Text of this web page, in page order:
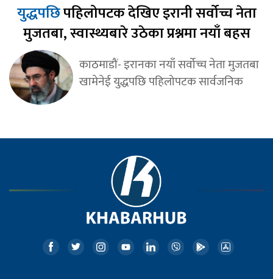
युद्धपछिपहिलोपटक देखिए इरानी सर्वोच्च नेता
मुजतबा, स्वास्थ्यबारे उठेका प्रश्नमा नयाँ बहस
काठमाडौं- इरानका नयाँ सर्वोच्च नेता मुजतबा
खामेनेई युद्धपछि पहिलोपटक सार्वजनिक